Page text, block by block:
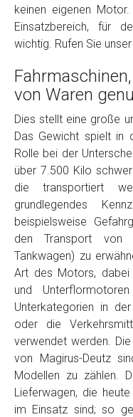
Bekannte
Kilometerstand
Preisvorstellung
Name*
Telefon
Email
PLZ und Ort
Foto Nr. 1
Foto Nr. 2
keinen eigenen
Einsatzbereich, für
wichtig. Rufen Sie
von Waren
Dies stellt eine große
Das Gewicht spielt in
Rolle bei der
über 7.500 Kilo
die transportiert
grundlegendes
beispielsweise
den Transport von
Tankwagen) zu
Art des Motors, dabei
und
Unterkategorien in
oder die
verwendet werden.
von Magirus-Deutz
Modellen zu zählen.
Lieferwagen, die
im Einsatz sind; so